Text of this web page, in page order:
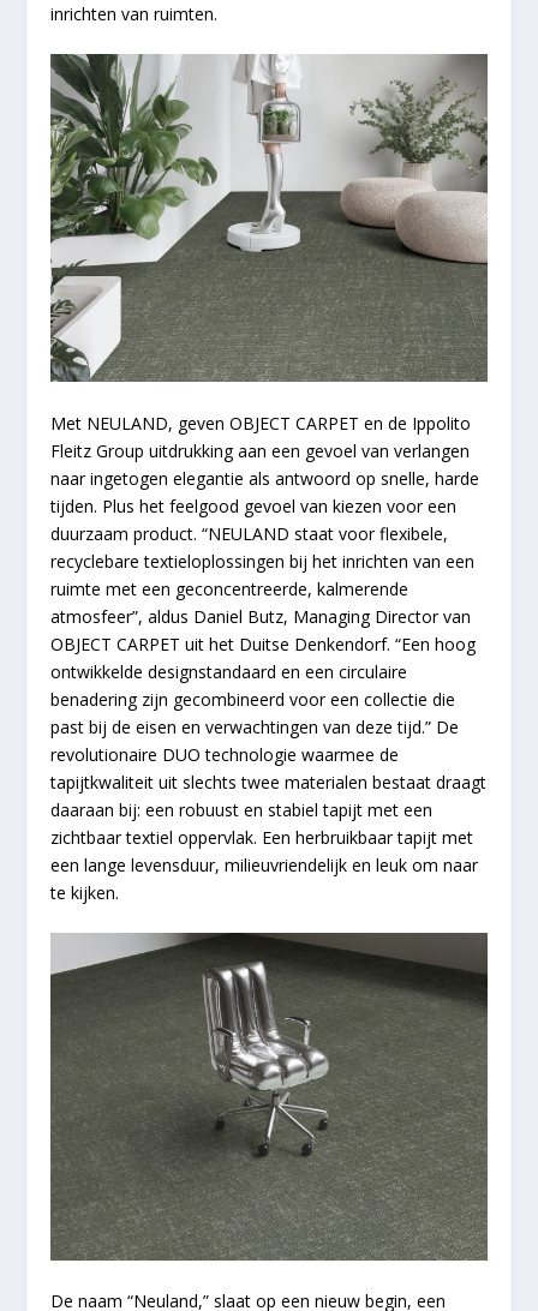
inrichten van ruimten.
Met NEULAND, geven OBJECT CARPET en de Ippolito
Fleitz Group uitdrukking aan een gevoel van verlangen
naar ingetogen elegantie als antwoord op snelle, harde
tijden. Plus het feelgood gevoel van kiezen voor een
duurzaam product. “NEULAND staat voor flexibele,
recyclebare textieloplossingen bij het inrichten van een
ruimte met een geconcentreerde, kalmerende
atmosfeer”, aldus Daniel Butz, Managing Director van
OBJECT CARPET uit het Duitse Denkendorf. “Een hoog
ontwikkelde designstandaard en een circulaire
benadering zijn gecombineerd voor een collectie die
past bij de eisen en verwachtingen van deze tijd.” De
revolutionaire DUO technologie waarmee de
tapijtkwaliteit uit slechts twee materialen bestaat draagt
daaraan bij: een robuust en stabiel tapijt met een
zichtbaar textiel oppervlak. Een herbruikbaar tapijt met
een lange levensduur, milieuvriendelijk en leuk om naar
te kijken.
De naam “Neuland,” slaat op een nieuw begin, een